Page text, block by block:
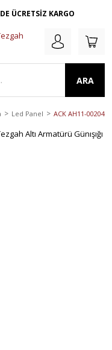
ÜCRETSİZ KARGO
ARA
Led Panel ACK AH11-00204